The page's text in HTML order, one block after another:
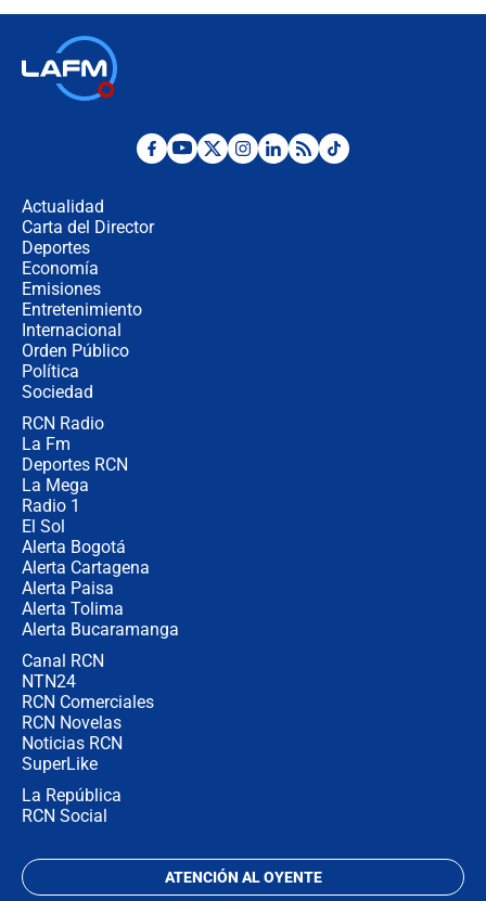
Fuerte temblor en Colombia hoy:
Actualidad
Carta del Director
Deportes
Economía
Emisiones
Entretenimiento
Internacional
Orden Público
Política
Sociedad
RCN Radio
La Fm
Deportes RCN
La Mega
Radio 1
El Sol
Alerta Bogotá
Alerta Cartagena
Alerta Paisa
Alerta Tolima
Alerta Bucaramanga
Canal RCN
NTN24
RCN Comerciales
RCN Novelas
Noticias RCN
SuperLike
La República
RCN Social
ATENCIÓN AL OYENTE